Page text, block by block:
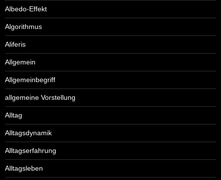
Albedo-Effekt
Algorithmus
Aliferis
Allgemein
Allgemeinbegriff
allgemeine Vorstellung
Alltag
Alltagsdynamik
Alltagserfahrung
Alltagsleben